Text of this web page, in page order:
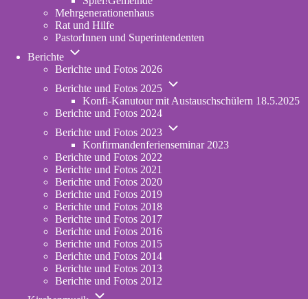
Mehrgenerationenhaus
new
Rat und Hilfe
PastorInnen und Superintendenten
Berichte
Unternavigation
Berichte
Berichte und Fotos 2026
Berichte und Fotos 2025
Unternavigation
Berichte
Fotos
2025
Konfi-Kanutour mit Austauschschülern 18.5.2025
Berichte und Fotos 2024
Berichte und Fotos 2023
Unternavigation
Berichte
Konfirmandenferienseminar 2023
Berichte und Fotos 2022
Berichte und Fotos 2021
Berichte und Fotos 2020
Berichte und Fotos 2019
Berichte und Fotos 2018
Berichte und Fotos 2017
Berichte und Fotos 2016
Berichte und Fotos 2015
Berichte und Fotos 2014
Berichte und Fotos 2013
Berichte und Fotos 2012
Unternavigation